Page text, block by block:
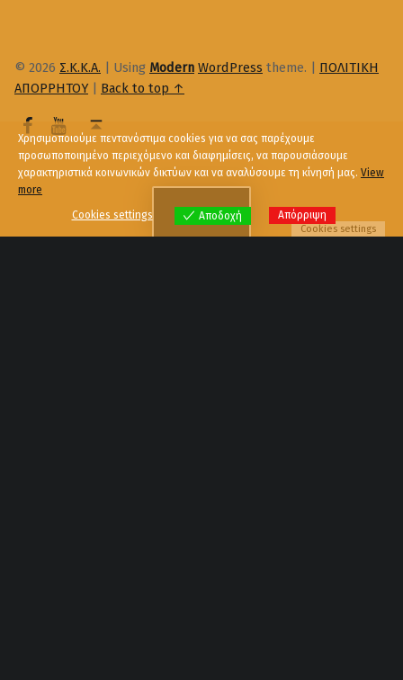
Menu
© 2026 Σ.Κ.Κ.Α. | Using Modern WordPress theme. | ΠΟΛΙΤΙΚΗ
ΑΠΟΡΡΗΤΟΥ | Back to top ↑
Χρησιμοποιούμε πεντανόστιμα cookies για να σας παρέχουμε
προσωποποιημένο περιεχόμενο και διαφημίσεις, να παρουσιάσουμε
χαρακτηριστικά κοινωνικών δικτύων και να αναλύσουμε τη κίνησή μας. View
more
Cookies settings
Αποδοχή Απόρριψη
Cookies settings